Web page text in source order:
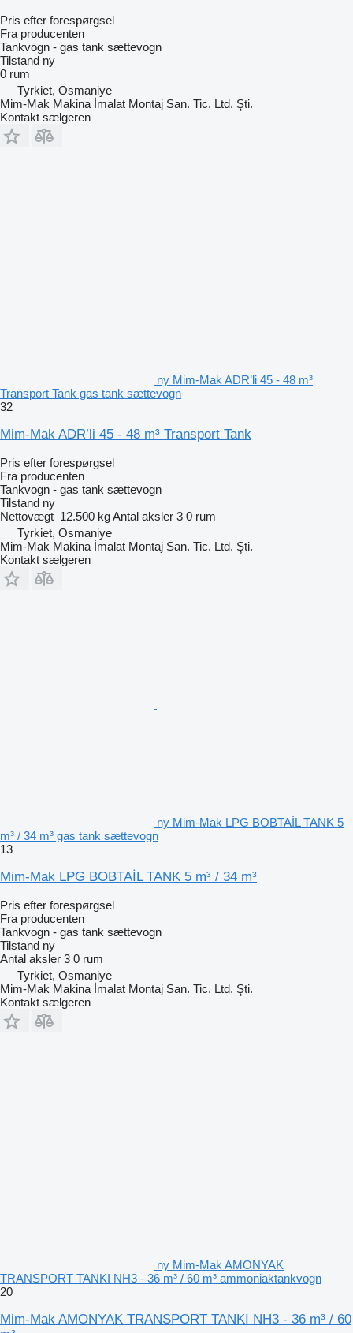
Pris efter forespørgsel
Fra producenten
Tankvogn - gas tank sættevogn
Tilstand ny
0 rum
Tyrkiet, Osmaniye
Mim-Mak Makina İmalat Montaj San. Tic. Ltd. Şti.
Kontakt sælgeren
ny Mim-Mak ADR’li 45 - 48 m³
Transport Tank gas tank sættevogn
32
Mim-Mak ADR’li 45 - 48 m³ Transport Tank
Pris efter forespørgsel
Fra producenten
Tankvogn - gas tank sættevogn
Tilstand ny
Nettovægt 12.500 kgAntal aksler 3 0 rum
Tyrkiet, Osmaniye
Mim-Mak Makina İmalat Montaj San. Tic. Ltd. Şti.
Kontakt sælgeren
ny Mim-Mak LPG BOBTAİL TANK 5
m³ / 34 m³ gas tank sættevogn
13
Mim-Mak LPG BOBTAİL TANK 5 m³ / 34 m³
Pris efter forespørgsel
Fra producenten
Tankvogn - gas tank sættevogn
Tilstand ny
Antal aksler 3 0 rum
Tyrkiet, Osmaniye
Mim-Mak Makina İmalat Montaj San. Tic. Ltd. Şti.
Kontakt sælgeren
ny Mim-Mak AMONYAK
TRANSPORT TANKI NH3 - 36 m³ / 60 m³ ammoniaktankvogn
20
Mim-Mak AMONYAK TRANSPORT TANKI NH3 - 36 m³ / 60